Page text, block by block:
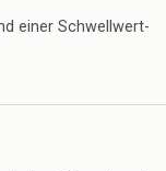
einer Schwellwert-